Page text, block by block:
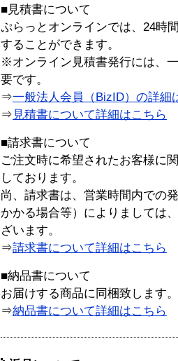
■見積書について
ぷらっとオンラインでは、24時
することができます。
※オンライン見積書発行には、
要です。
⇒一般法人会員（BizID）の詳細
⇒ 見積書について詳細はこちら
■請求書について
ご注文時に希望されたお客様に
しております。
尚、請求書は、営業時間内での
かかる場合等）によりましては
ざいます。
⇒請求書について詳細はこちら
■納品書について
お届けする商品に同梱致します。
⇒納品書について詳細はこちら